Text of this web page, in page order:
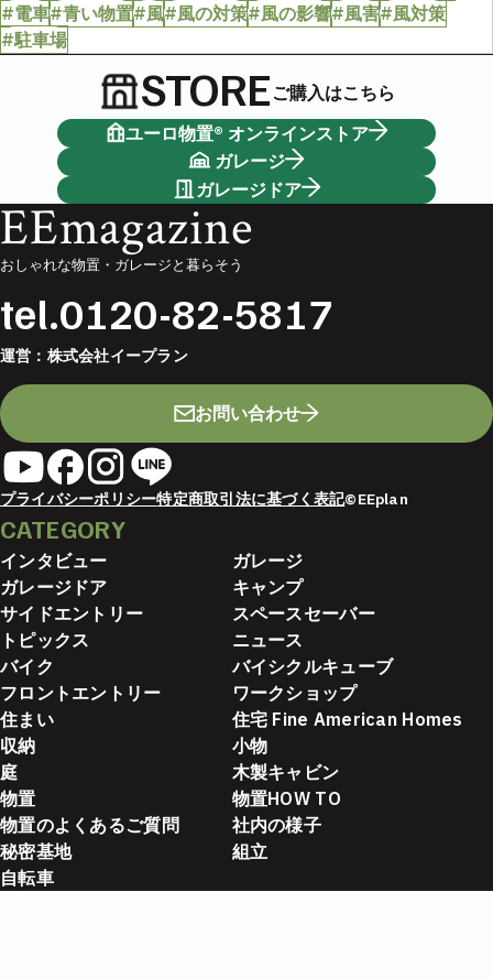
#電車#青い物置#風#風の対策#風の影響#風害#風対策
#駐車場
STOREご購入はこちら
ユーロ物置® オンラインストア
ガレージ
ガレージドア
EEmagazine
おしゃれな物置・ガレージと暮らそう
tel.0120-82-5817
運営： 株式会社イープラン
お問い合わせ
プライバシーポリシー特定商取引法に基づく表記©EEplan
CATEGORY
インタビュー
ガレージ
ガレージドア
キャンプ
サイドエントリー
スペースセーバー
トピックス
ニュース
バイク
バイシクルキューブ
フロントエントリー
ワークショップ
住まい
住宅 Fine American Homes
収納
小物
庭
木製キャビン
物置
物置HOW TO
物置のよくあるご質問
社内の様子
秘密基地
組立
自転車